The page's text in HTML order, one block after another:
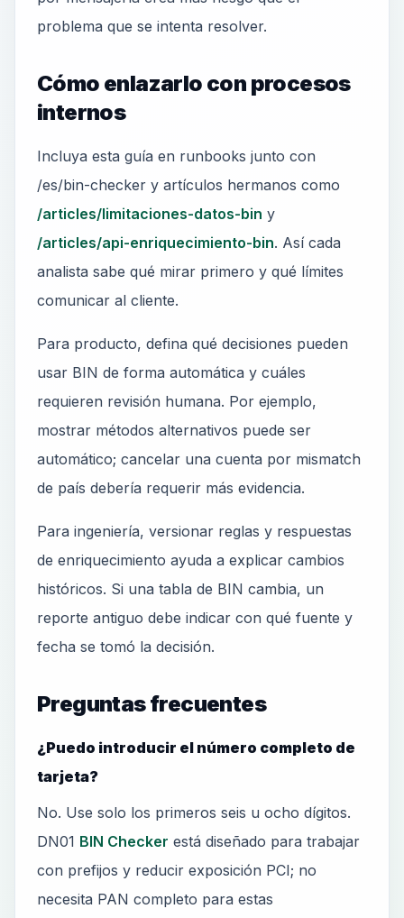
problema que se intenta resolver.
Cómo enlazarlo con procesos
internos
Incluya esta guía en runbooks junto con
/es/bin-checker y artículos hermanos como
/articles/limitaciones-datos-bin y
/articles/api-enriquecimiento-bin. Así cada
analista sabe qué mirar primero y qué límites
comunicar al cliente.
Para producto, defina qué decisiones pueden
usar BIN de forma automática y cuáles
requieren revisión humana. Por ejemplo,
mostrar métodos alternativos puede ser
automático; cancelar una cuenta por mismatch
de país debería requerir más evidencia.
Para ingeniería, versionar reglas y respuestas
de enriquecimiento ayuda a explicar cambios
históricos. Si una tabla de BIN cambia, un
reporte antiguo debe indicar con qué fuente y
fecha se tomó la decisión.
Preguntas frecuentes
¿Puedo introducir el número completo de
tarjeta?
No. Use solo los primeros seis u ocho dígitos.
DN01 BIN Checker está diseñado para trabajar
con prefijos y reducir exposición PCI; no
necesita PAN completo para estas